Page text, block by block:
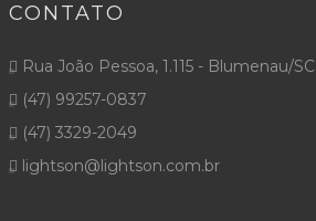
CONTATO
Rua João Pessoa, 1.115 - Blumenau/SC
(47) 99257-0837
(47) 3329-2049
lightson@lightson.com.br